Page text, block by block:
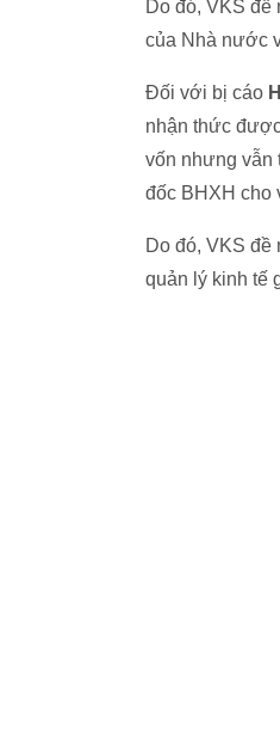
Do đó, VKS
của Nhà nước
Đối với bị cáo
nhận thức
vốn nhưng vẫn
đốc BHXH cho
Do đó, VKS đề
quản lý kinh tế